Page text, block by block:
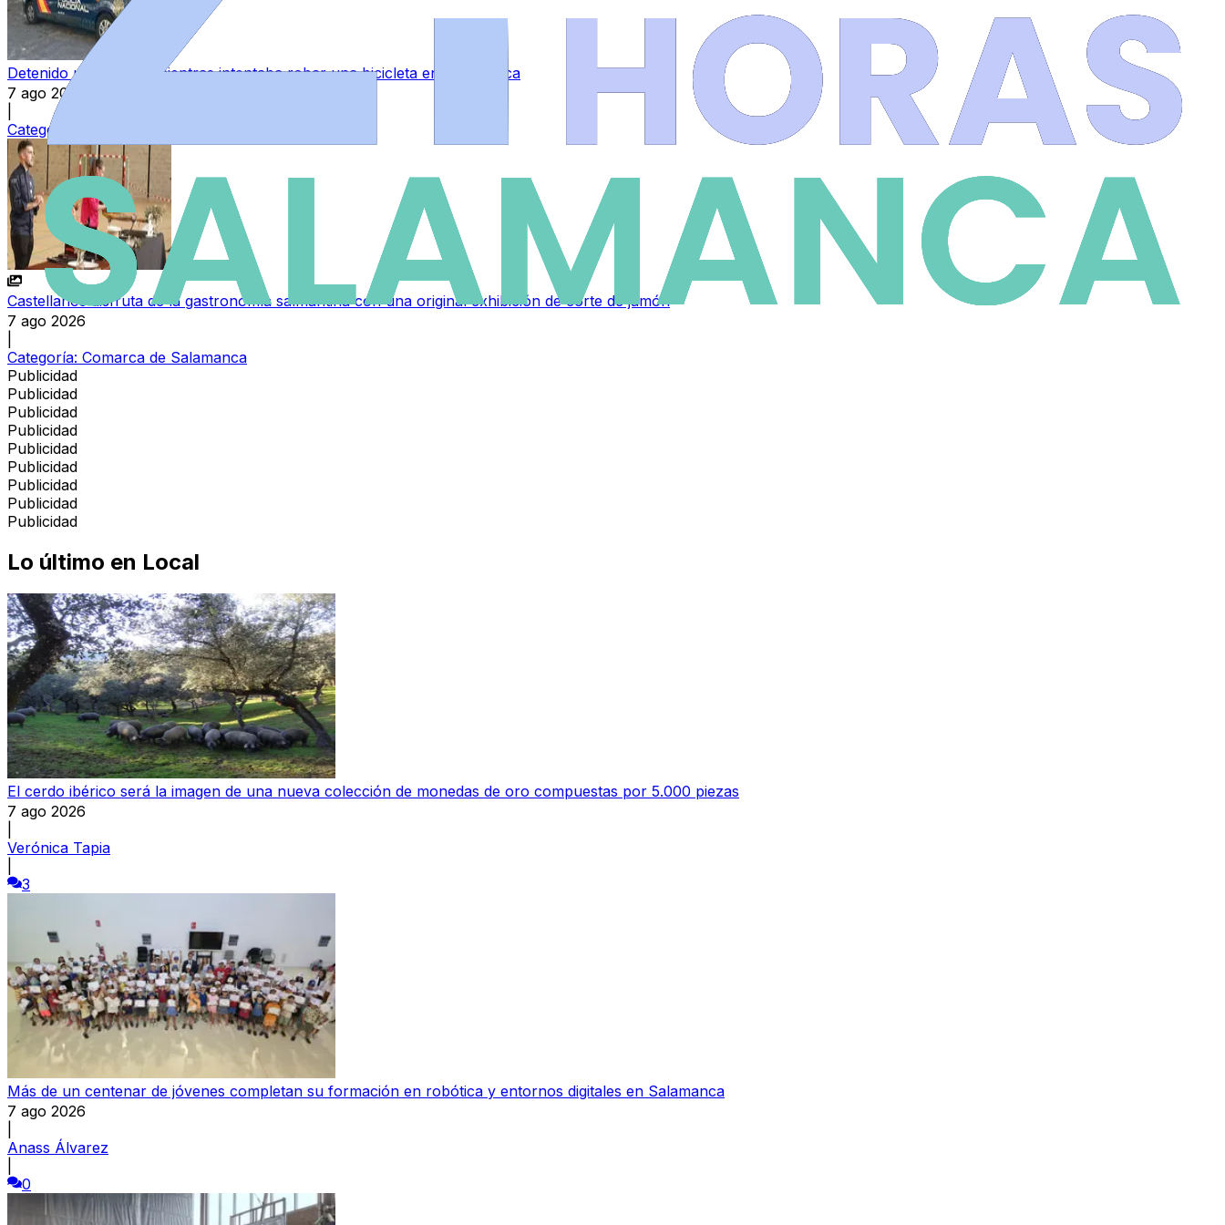
Detenido un hombre mientras intentaba robar una bicicleta en Salamanca
7 ago 2026
Categoría:
Castellanos disfruta de la gastronomía salmantina con una original exhibición de corte de jamón
7 ago 2026
Categoría: Comarca de Salamanca
Publicidad
Publicidad
Publicidad
Publicidad
Publicidad
Publicidad
Publicidad
Publicidad
Publicidad
Lo último en Local
El cerdo ibérico será la imagen de una nueva colección de monedas de oro compuestas por 5.000 piezas
7 ago 2026
Verónica Tapia
3
Más de un centenar de jóvenes completan su formación en robótica y entornos digitales en Salamanca
7 ago 2026
Anass Álvarez
0